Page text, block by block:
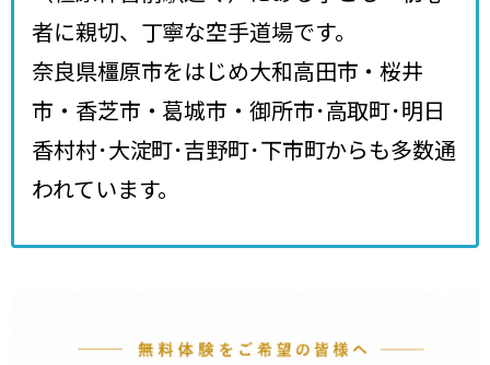
者に親切、丁寧な空手道場です。
奈良県橿原市をはじめ大和高田市・桜井
市・香芝市・葛城市・御所市･高取町･明日
香村村･大淀町･吉野町･下市町からも多数通
われています。